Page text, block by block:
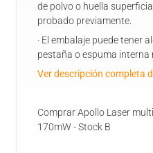
de polvo o huella
probado previamente.
· El embalaje puede tener
pestaña o espuma interna
Ver descripción completa
Comprar Apollo Laser
170mW - Stock B